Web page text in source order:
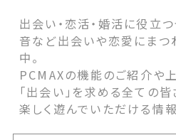
出会い・恋活・婚活に役立
音など出会いや恋愛にまつ
中。
PCMAXの機能のご紹介や
「出会い」を求める全ての
楽しく遊んでいただける情